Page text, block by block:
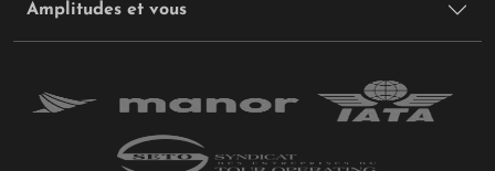
Amplitudes et vous